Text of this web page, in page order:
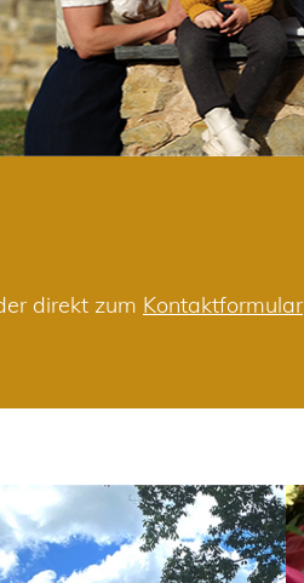
direkt zum Kontaktformular